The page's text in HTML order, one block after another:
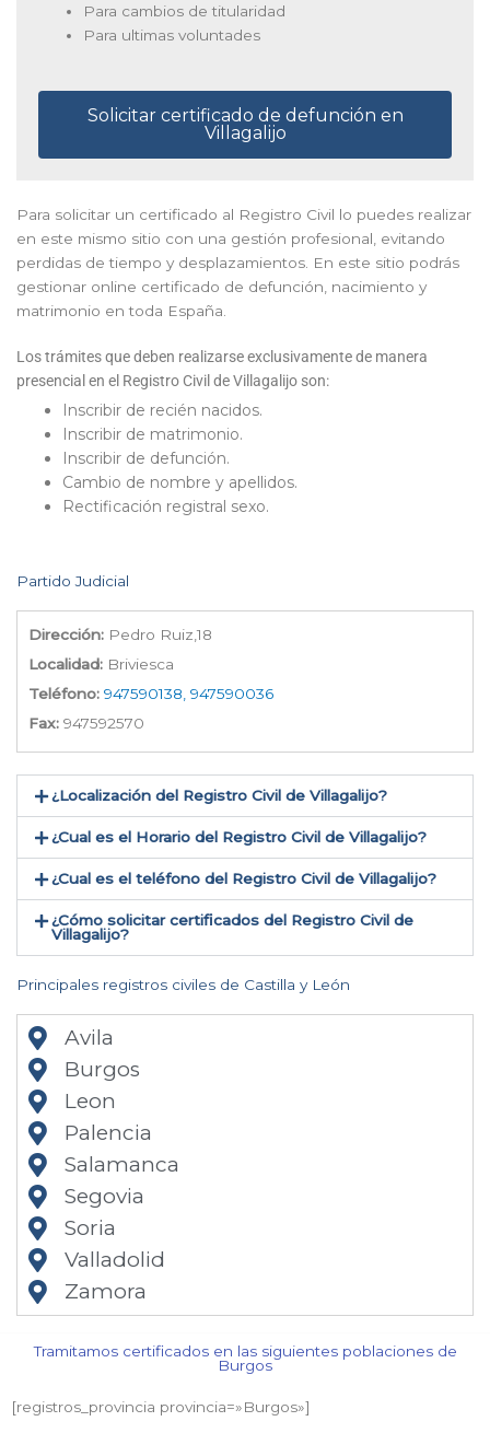
Para cambios de titularidad
Para ultimas voluntades
Solicitar certificado de defunción en
Villagalijo
Para solicitar un certificado al Registro Civil lo puedes realizar
en este mismo sitio con una gestión profesional, evitando
perdidas de tiempo y desplazamientos. En este sitio podrás
gestionar online certificado de defunción, nacimiento y
matrimonio en toda España.
Los trámites que deben realizarse exclusivamente de manera
presencial en el Registro Civil de Villagalijo son:
Inscribir de recién nacidos.
Inscribir de matrimonio.
Inscribir de defunción.
Cambio de nombre y apellidos.
Rectificación registral sexo.
Partido Judicial
Dirección: Pedro Ruiz,18
Localidad: Briviesca
Teléfono: 947590138, 947590036
Fax: 947592570
¿Localización del Registro Civil de Villagalijo​?
¿Cual es el Horario del Registro Civil de Villagalijo?
¿Cual es el teléfono del Registro Civil de Villagalijo​?
¿Cómo solicitar certificados del Registro Civil de
Villagalijo​?
Principales registros civiles de Castilla y León
Avila
Burgos
Leon
Palencia
Salamanca
Segovia
Soria
Valladolid
Zamora
Tramitamos certificados en las siguientes poblaciones de
Burgos​
[registros_provincia provincia=»Burgos​»]